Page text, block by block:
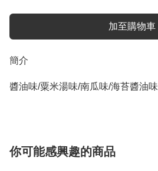
加至購物車
簡介
醬油味/粟米湯味/南瓜味/海苔醬油味
你可能感興趣的商品